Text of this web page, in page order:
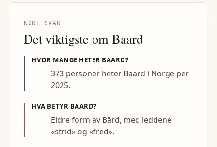
KORT SVAR
Det viktigste om Baard
HVOR MANGE HETER BAARD?
373 personer heter Baard i Norge per
2025.
HVA BETYR BAARD?
Eldre form av Bård, med leddene
«strid» og «fred».